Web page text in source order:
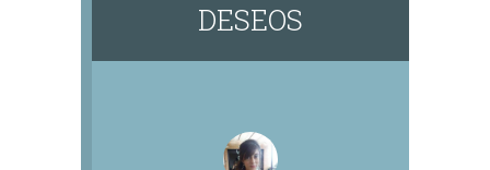
DESEOS